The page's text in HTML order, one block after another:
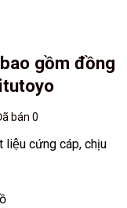
gồm đồng
bán0
cứng cáp, chịu